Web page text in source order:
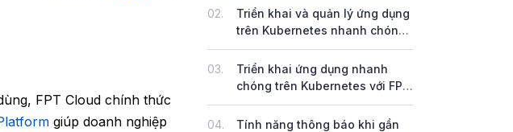
FPT Cloud chính thức
giúp doanh nghiệp
Cloud
02.
Triển khai và quản lý ứng dụng
trên Kubernetes nhanh chóng
với dịch vụ FPT App Catalog
03.
Triển khai ứng dụng nhanh
chóng trên Kubernetes với FPT
DevOps Service
04.
Tính năng thông báo khi gần